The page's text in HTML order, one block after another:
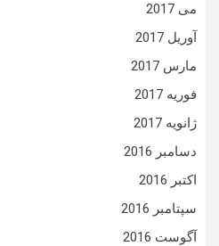
می 2017
آوریل 2017
مارس 2017
فوریه 2017
ژانویه 2017
دسامبر 2016
اکتبر 2016
سپتامبر 2016
آگوست 2016